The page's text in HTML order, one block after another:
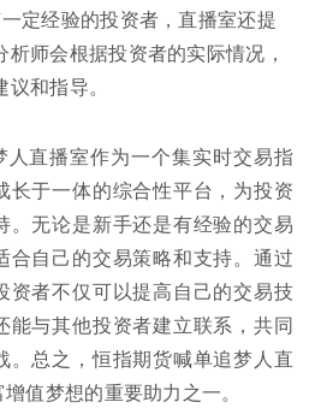
定经验的投资者，直播室还提
师会根据投资者的实际情况，
和指导。
直播室作为一个集实时交易指
长于一体的综合性平台，为投资
。无论是新手还是有经验的交易
合自己的交易策略和支持。通过
资者不仅可以提高自己的交易技
能与其他投资者建立联系，共同
。总之，恒指期货喊单追梦人直
值梦想的重要助力之一。